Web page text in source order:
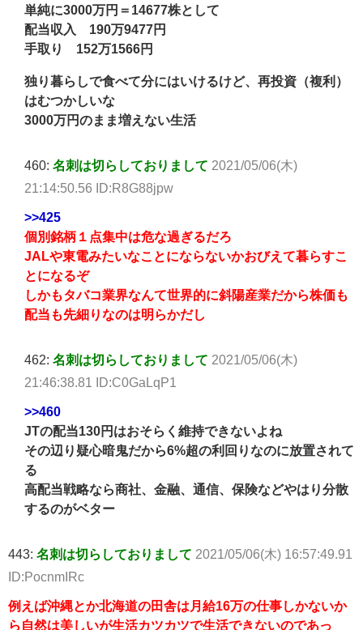
単純に3000万円＝14677株として
配当収入 190万9477円
手取り 152万1566円
独り暮らしで食べて分にはいけるけど、再投資（複利）
はむつかしいな
3000万円のまま増えない生活
460: 名刺は切らしておりまして 2021/05/06(木)
21:14:50.56 ID:R8G88jpw
>>425
個別銘柄１点集中は危な過ぎるだろ
JALや東電みたいなことにならないかおびえて暮らすこ
とになるぞ
しかもタバコ業界なんて世界的に斜陽産業だから株価も
配当も先細りなのは明らかだし
462: 名刺は切らしておりまして 2021/05/06(木)
21:46:38.81 ID:C0GaLqP1
>>460
JTの配当130円はおそらく維持できないよね
その辺り疑心暗鬼だから6%超の利回りなのに放置されて
る
高配当戦略なら商社、金融、通信、保険などやはり分散
するのがベター
443: 名刺は切らしておりまして 2021/05/06(木) 16:57:49.91
ID:PocnmIRc
例えば沖縄とか北海道の田舎は月給16万の仕事しかないか
ら自然は美しいが生活カツカツで生活できないのであっ